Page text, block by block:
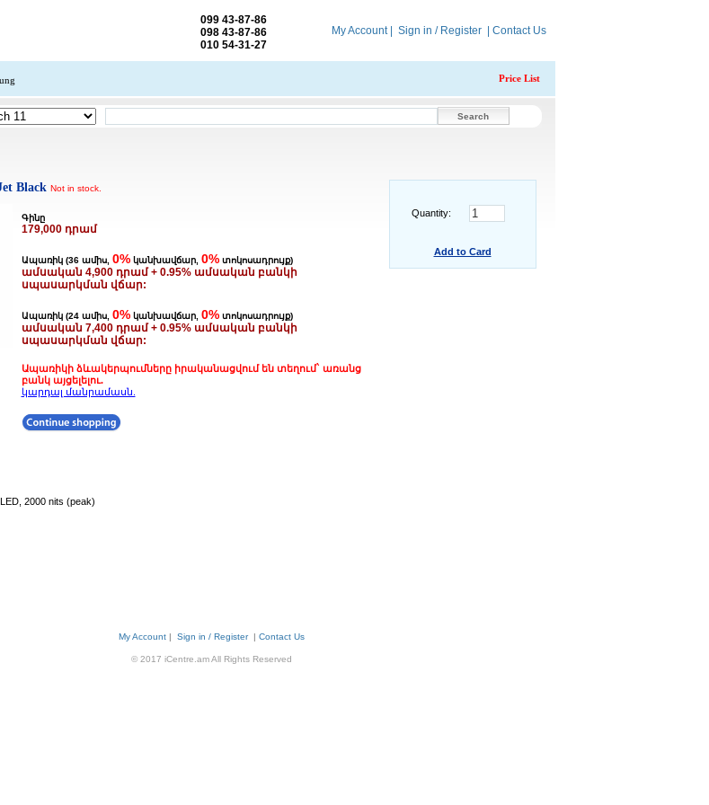
099 43-87-86
098 43-87-86
010 54-31-27
My Account| Sign in / Register| Contact Us
Price List
Black Not in stock.
Գինը
179,000 դրամ
Ապառիկ (36 ամիս, 0%կանխավճար, 0%տոկոսադրույք)
ամսական 4,900 դրամ + 0.95% ամսական բանկի
սպասարկման վճար:
Ապառիկ (24 ամիս, 0%կանխավճար, 0%տոկոսադրույք)
ամսական 7,400 դրամ + 0.95% ամսական բանկի
սպասարկման վճար:
Ապառիկի ձևակերպումները իրականացվում են տեղում` առանց
բանկ այցելելու.
կարդալ մանրամասն.
2000 nits (peak)
Quantity:
Add to Card
My Account | Sign in / Register| Contact Us
© 2017 iCentre.am All Rights Reserved